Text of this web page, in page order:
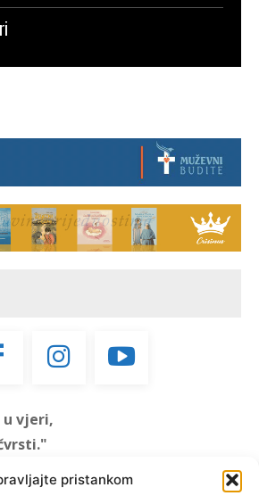
pristankom
vjeri,